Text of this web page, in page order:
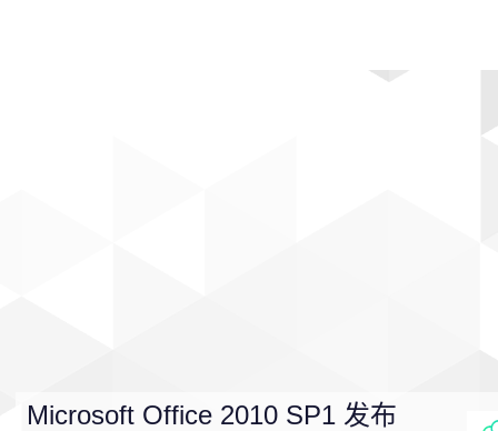
Microsoft Office 2010 SP1 发布